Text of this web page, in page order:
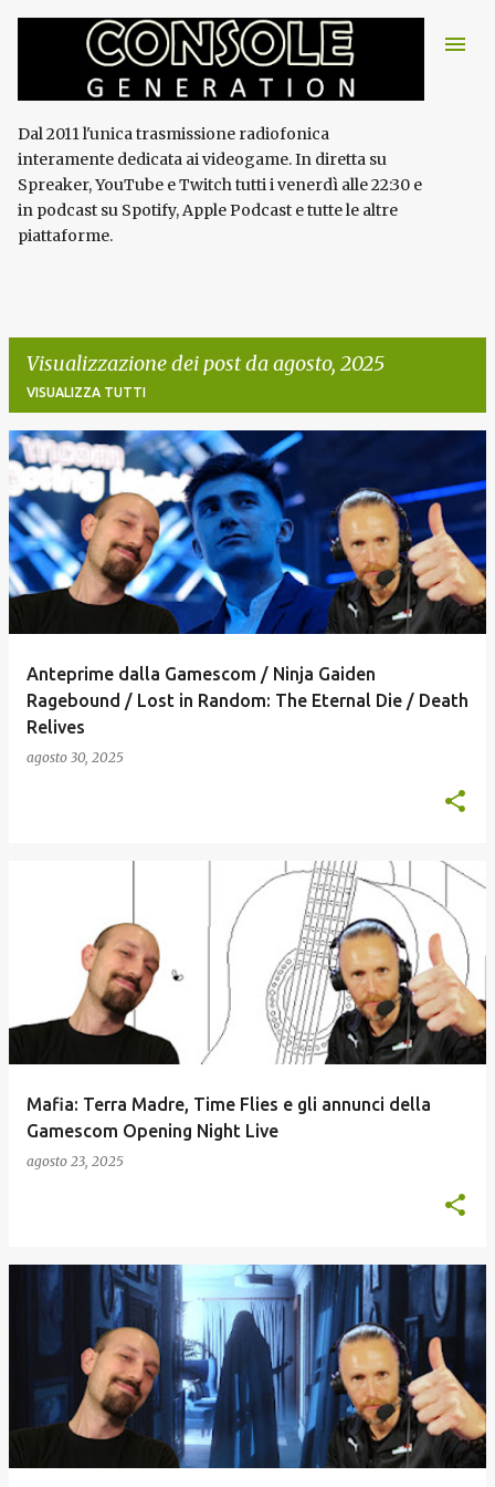
Passa ai contenuti principali
Dal 2011 l'unica trasmissione radiofonica
interamente dedicata ai videogame. In diretta su
Spreaker, YouTube e Twitch tutti i venerdì alle 22:30 e
in podcast su Spotify, Apple Podcast e tutte le altre
piattaforme.
Visualizzazione dei post da agosto, 2025
VISUALIZZA TUTTI
P
o
s
t
Anteprime dalla Gamescom / Ninja Gaiden
Ragebound / Lost in Random: The Eternal Die / Death
Relives
agosto 30, 2025
Mafia: Terra Madre, Time Flies e gli annunci della
Gamescom Opening Night Live
agosto 23, 2025